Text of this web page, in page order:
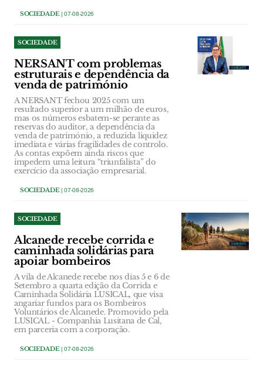
SOCIEDADE| 07-08-2026
SOCIEDADE
NERSANT com problemas
estruturais e dependência da
venda de património
A NERSANT fechou 2025 com um
resultado superior a um milhão de euros,
mas os números esbatem-se perante as
reservas do auditor, a dependência da
venda de património, a reduzida liquidez
imediata e várias fragilidades de controlo.
As contas expõem ainda riscos que
impedem uma leitura “triunfalista” do
exercício da associação empresarial.
SOCIEDADE| 07-08-2026
SOCIEDADE
Alcanede recebe corrida e
caminhada solidárias para
apoiar bombeiros
A vila de Alcanede recebe nos dias 5 e 6 de
Setembro a quarta edição da Corrida e
Caminhada Solidária LUSICAL, que visa
angariar fundos para os Bombeiros
Voluntários de Alcanede. Promovido pela
LUSICAL - Companhia Lusitana de Cal,
em parceria com a corporação.
SOCIEDADE| 07-08-2026